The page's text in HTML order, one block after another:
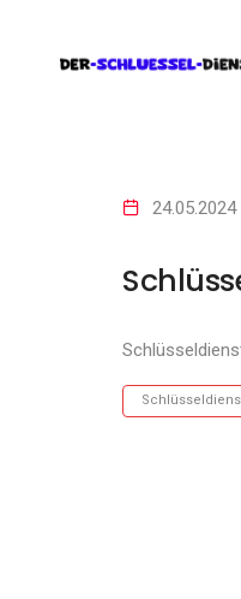
24.05.2024